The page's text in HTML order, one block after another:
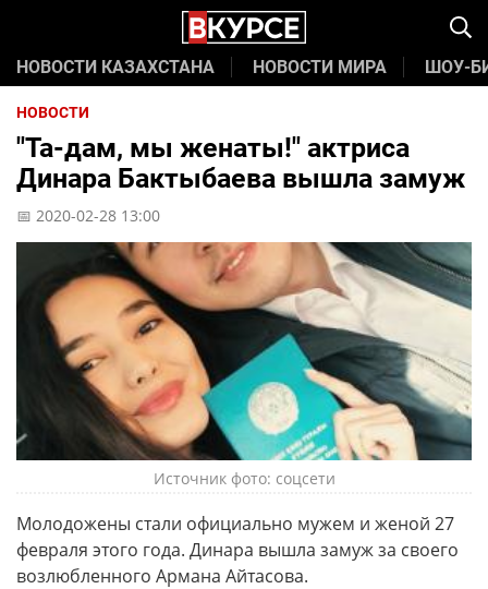
НОВОСТИ КАЗАХСТАНА НОВОСТИ МИРА ШОУ-
НОВОСТИ
"Та-дам, мы женаты!" актриса
Динара Бактыбаева вышла замуж
📅 2020-02-28 13:00
Источник фото: соцсети
Молодожены стали официально мужем и женой 27
февраля этого года. Динара вышла замуж за своего
возлюбленного Армана Айтасова.